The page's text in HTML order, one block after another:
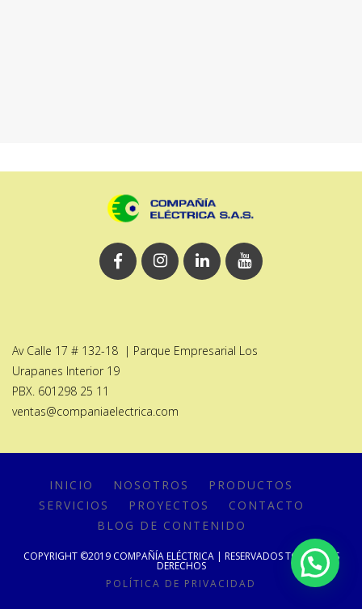
Av Calle 17 # 132-18 | Parque Empresarial Los
Urapanes Interior 19
PBX. 601298 25 11
ventas@companiaelectrica.com
INICIO NOSOTROS
PRODUCTOS
SERVICIOS
PROYECTOS
CONTACTO
BLOG DE CONTENIDO
COPYRIGHT ©2019 COMPAÑÍA ELÉCTRICA | RESERVADOS TODOS LOS
DERECHOS
POLÍTICA DE PRIVACIDAD